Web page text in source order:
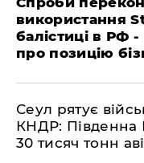
використання
балістиці в РФ
про позицію
​Сеул рятує
КНДР: Південна
30 тисяч тонн